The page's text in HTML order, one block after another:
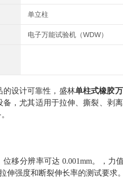
单立柱
电子万能试验机（WDW）
设计可靠性，盛林单柱式橡胶
，尤其适用于拉伸、撕裂、剥离
移分辨率可达 0.001mm。，力
伸强度和断裂伸长率的测试要求。